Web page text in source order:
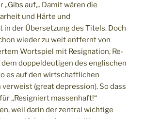
„Gibs auf„. Damit wären die
und Härte und
in der Übersetzung des Titels. Doch
wieder zu weit entfernt von
Wortspiel mit Resignation, Re-
doppeldeutigen des englischen
es auf den wirtschaftlichen
(great depression). So dass
„Resigniert massenhaft!“
weil darin der zentral wichtige